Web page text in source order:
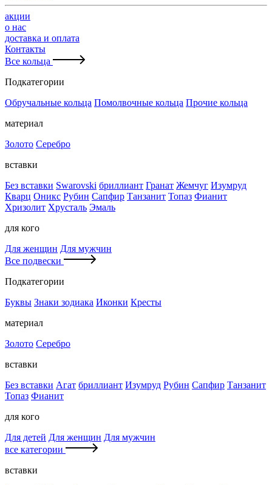
акции
о нас
доставка и оплата
Контакты
Все кольца
Подкатегории
Обручальные кольца Помолвочные кольца Прочие кольца
материал
Золото Серебро
вставки
Без вставки Swarovski бриллиант Гранат Жемчуг Изумруд
Кварц Оникс Рубин Сапфир Танзанит Топаз Фианит
Хризолит Хрусталь Эмаль
для кого
Для женщин Для мужчин
Все подвески
Подкатегории
Буквы Знаки зодиака Иконки Кресты
материал
Золото Серебро
вставки
Без вставки Агат бриллиант Изумруд Рубин Сапфир Танзанит
Топаз Фианит
для кого
Для детей Для женщин Для мужчин
все категории
вставки